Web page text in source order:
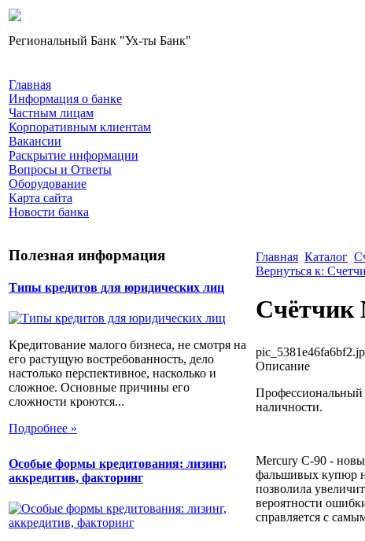
Региональный Банк "Ух-ты Банк"
Главная
Информация о банке
Частным лицам
Корпоративным клиентам
Вакансии
Раскрытие информации
Вопросы и Ответы
Оборудование
Карта сайта
Новости банка
Полезная информация
Типы кредитов для юридических лиц
Кредитование малого бизнеса, не смотря на
его растущую востребованность, дело
настолько перспективное, насколько и
сложное. Основные причины его
сложности кроются...
Подробнее »
Особые формы кредитования: лизинг,
аккредитив, факторинг
Главная Каталог
Вернуться к:
Счётчик
Описание
Профессиональный
наличности.
Mercury C-90 -
фальшивых купюр
позволила
вероятности
справляется с